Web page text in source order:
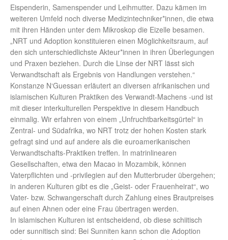
Eispenderin, Samenspender und Leihmutter. Dazu kämen im
weiteren Umfeld noch diverse Medizintechniker*innen, die etwa
mit ihren Händen unter dem Mikroskop die Eizelle besamen.
„NRT und Adoption konstituieren einen Möglichkeitsraum, auf
den sich unterschiedlichste Akteur*innen in ihren Überlegungen
und Praxen beziehen. Durch die Linse der NRT lässt sich
Verwandtschaft als Ergebnis von Handlungen verstehen.“
Konstanze N‘Guessan erläutert an diversen afrikanischen und
islamischen Kulturen Praktiken des Verwandt-Machens -und ist
mit dieser interkulturellen Perspektive in diesem Handbuch
einmalig. Wir erfahren von einem „Unfruchtbarkeitsgürtel“ in
Zentral- und Südafrika, wo NRT trotz der hohen Kosten stark
gefragt sind und auf andere als die euroamerikanischen
Verwandtschafts-Praktiken treffen. In matrinlinearen
Gesellschaften, etwa den Macao in Mozambik, können
Vaterpflichten und -privilegien auf den Mutterbruder übergehen;
in anderen Kulturen gibt es die „Geist- oder Frauenheirat“, wo
Vater- bzw. Schwangerschaft durch Zahlung eines Brautpreises
auf einen Ahnen oder eine Frau übertragen werden.
In islamischen Kulturen ist entscheidend, ob diese schiitisch
oder sunnitisch sind: Bei Sunniten kann schon die Adoption